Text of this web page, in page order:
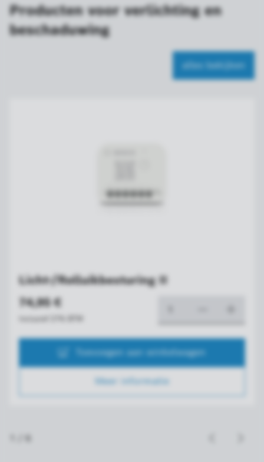
Producten voor verlichting en
beschaduwing
alles bekijken
Licht-/Rolluikbesturing II
74,95 €
Toevoegen aan winkelwagen
Meer informatie